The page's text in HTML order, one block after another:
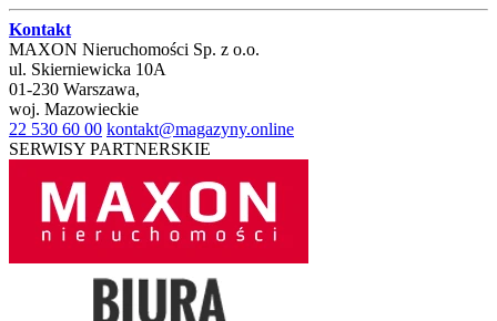
Kontakt
MAXON Nieruchomości Sp. z o.o.
ul. Skierniewicka 10A
01-230 Warszawa,
woj. Mazowieckie
22 530 60 00 kontakt@magazyny.online
SERWISY PARTNERSKIE